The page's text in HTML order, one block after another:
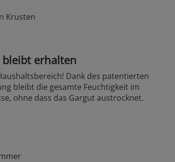
Krusten
erhalten
Dank des patentierten
bleibt die gesamte Feuchtigkeit im
ohne dass das Gargut austrocknet.